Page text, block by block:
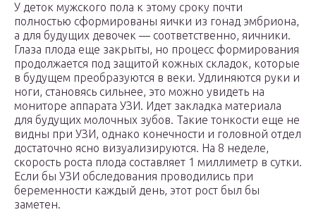
У деток мужского пола к этому сроку почти
полностью сформированы яички из гонад эмбриона,
а для будущих девочек — соответственно, яичники.
Глаза плода еще закрыты, но процесс формирования
продолжается под защитой кожных складок, которые
в будущем преобразуются в веки. Удлиняются руки и
ноги, становясь сильнее, это можно увидеть на
мониторе аппарата УЗИ. Идет закладка материала
для будущих молочных зубов. Такие тонкости еще не
видны при УЗИ, однако конечности и головной отдел
достаточно ясно визуализируются. На 8 неделе,
скорость роста плода составляет 1 миллиметр в сутки.
Если бы УЗИ обследования проводились при
беременности каждый день, этот рост был бы
заметен.